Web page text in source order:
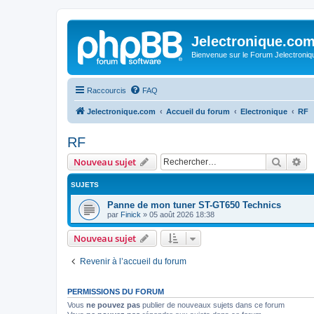
Jelectronique.com
Bienvenue sur le Forum
Raccourcis FAQ
Jelectronique.com Accueil du forum Electronique RF
RF
Nouveau sujet
SUJETS
Panne de mon tuner ST-GT650 Technics
par Finick » 05 août 2026 18:38
Nouveau sujet
Revenir à l’accueil du forum
PERMISSIONS DU FORUM
Vous ne pouvez pas publier de nouveaux sujets dans ce forum